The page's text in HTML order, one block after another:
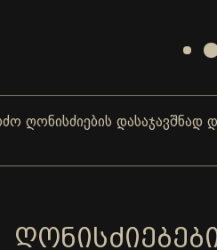
დასაჯავშნად